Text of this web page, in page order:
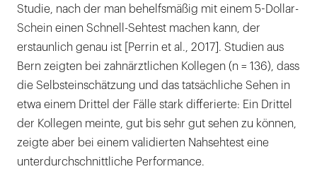
Studie, nach der man behelfsmäßig mit einem 5-Dollar-
Schein einen Schnell-Sehtest machen kann, der
erstaunlich genau ist [Perrin et al., 2017]. Studien aus
Bern zeigten bei zahnärztlichen Kollegen (n = 136), dass
die Selbsteinschätzung und das tatsächliche Sehen in
etwa einem Drittel der Fälle stark differierte: Ein Drittel
der Kollegen meinte, gut bis sehr gut sehen zu können,
zeigte aber bei einem validierten Nahsehtest eine
unterdurchschnittliche Performance.